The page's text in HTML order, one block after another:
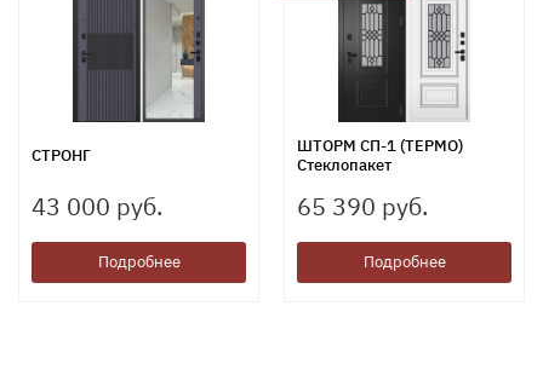
СТРОНГ
43 000 руб.
Подробнее
ШТОРМ СП-1 (ТЕРМО)
Стеклопакет
65 390 руб.
Подробнее